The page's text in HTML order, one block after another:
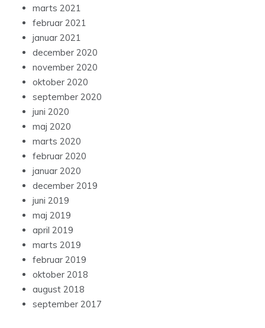
marts 2021
februar 2021
januar 2021
december 2020
november 2020
oktober 2020
september 2020
juni 2020
maj 2020
marts 2020
februar 2020
januar 2020
december 2019
juni 2019
maj 2019
april 2019
marts 2019
februar 2019
oktober 2018
august 2018
september 2017